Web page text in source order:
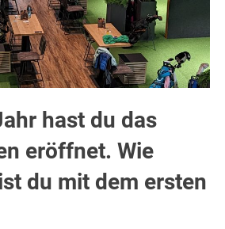
hast du das
eröffnet. Wie
du mit dem ersten